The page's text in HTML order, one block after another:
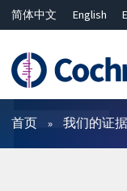
简体中文 English
ไทย
繁體中文
过滤
首页 我们的证据